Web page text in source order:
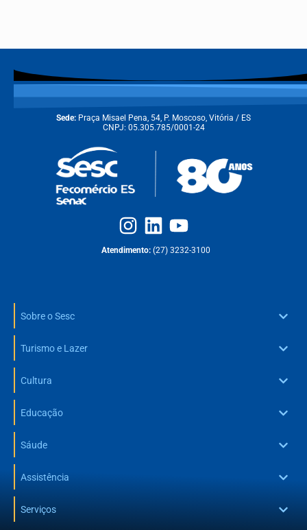
Sede: Praça Misael Pena, 54, P. Moscoso, Vitória / ES
CNPJ: 05.305.785/0001-24
Atendimento: (27) 3232-3100
Sobre o Sesc
Turismo e Lazer
Cultura
Educação
Sáude
Assistência
Serviços